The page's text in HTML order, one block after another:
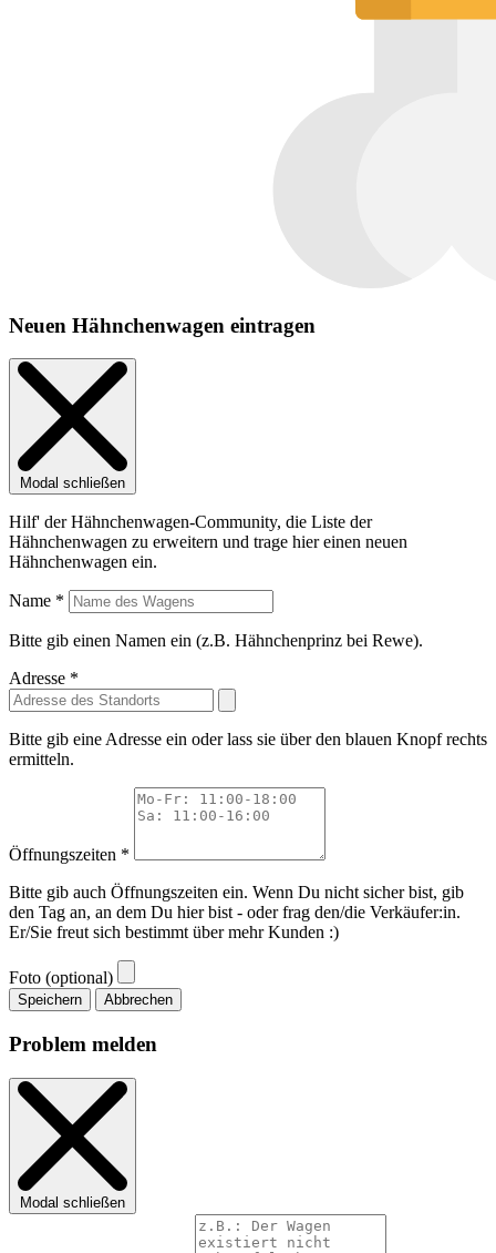
Neuen Hähnchenwagen eintragen
Modal schließen
Hilf' der Hähnchenwagen-Community, die Liste der
Hähnchenwagen zu erweitern und trage hier einen neuen
Hähnchenwagen ein.
Name *
Bitte gib einen Namen ein (z.B. Hähnchenprinz bei Rewe).
Adresse *
Bitte gib eine Adresse ein oder lass sie über den blauen Knopf rechts
ermitteln.
Öffnungszeiten *
Bitte gib auch Öffnungszeiten ein. Wenn Du nicht sicher bist, gib
den Tag an, an dem Du hier bist - oder frag den/die Verkäufer:in.
Er/Sie freut sich bestimmt über mehr Kunden :)
Foto (optional)
Speichern Abbrechen
Problem melden
Modal schließen